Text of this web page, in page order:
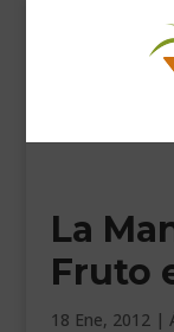
INICIO
PLANTAS
COMPLEMENTOS
La
Fruto
18 Ene, 2012|